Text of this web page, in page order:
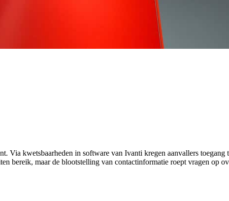
Via kwetsbaarheden in software van Ivanti kregen aanvallers toegang
bereik, maar de blootstelling van contactinformatie roept vragen op